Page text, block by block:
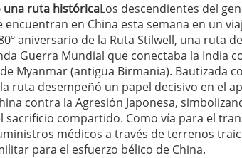
ruta históricaLos descendientes del
encuentran en China esta semana en un
aniversario de la Ruta Stilwell, una ruta
Guerra Mundial que conectaba la India
Myanmar (antigua Birmania). Bautizada
ruta desempeñó un papel decisivo en el
contra la Agresión Japonesa,
sacrificio compartido. Como vía para el
médicos a través de terrenos
para el esfuerzo bélico de China.